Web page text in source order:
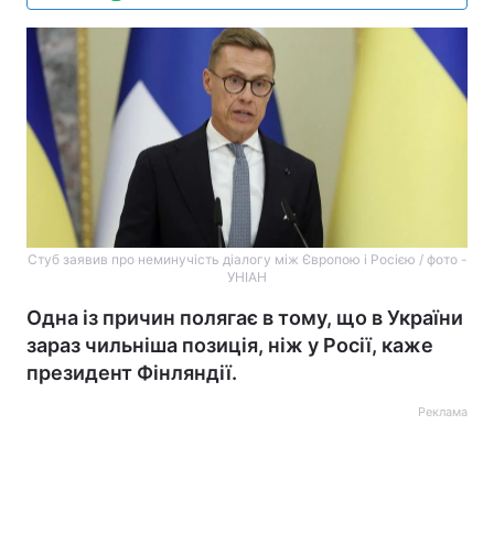
Стуб заявив про неминучість діалогу між Європою і Росією / фото -
УНІАН
Одна із причин полягає в тому, що в України
зараз чильніша позиція, ніж у Росії, каже
президент Фінляндії.
Реклама